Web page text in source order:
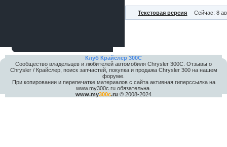
Текстовая версия Сейчас: 8
Клуб Крайслер 300C
Сообщество владельцев и любителей автомобиля Chrysler 300С. Отзывы о
Chrysler / Крайслер, поиск запчастей, покупка и продажа Chrysler 300 на нашем
форуме.
При копировании и перепечатке материалов с сайта активная гиперссылка на
www.my300c.ru обязательна.
www.my300c.ru © 2008-2024